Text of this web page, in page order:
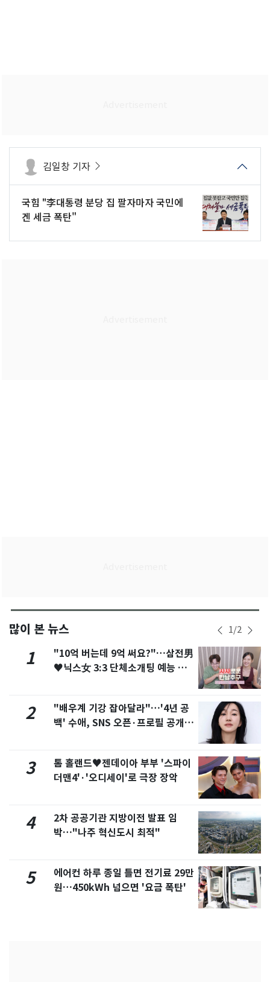
김일창 기자
국힘 "李대통령 분당 집 팔자마자 국민에
겐 세금 폭탄"
많이 본 뉴스 1/2
1
"10억 버는데 9억 써요?"…삼전男
♥닉스女 3:3 단체소개팅 예능 화
2
"배우계 기강 잡아달라"…'4년 공
백' 수애, SNS 오픈·프로필 공개
3
톰 홀랜드♥젠데이아 부부 '스파이
더맨4'·'오디세이'로 극장 장악
4
2차 공공기관 지방이전 발표 임
박…"나주 혁신도시 최적"
5
에어컨 하루 종일 틀면 전기료 29만
원…450kWh 넘으면 '요금 폭탄'